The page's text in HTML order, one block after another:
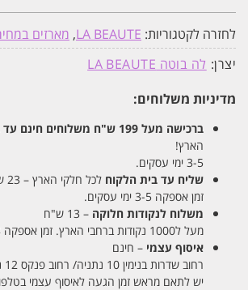
לחזרה לקטגוריות: LA BEAUTE
, מארזים
יצרן: לה בוטה LA BEAUTE
מדיניות משלוחים:
ברכישה מעל 199 ש"ח משלוחים חינם
הארץ!
3-5 ימי עסקים.
שליח עד בית הלקוח לכל חלקי הארץ – 23 ש"ח
זמן אספקה 3-5 ימי עסקים.
משלוח לנקודות חלוקה – 13 ש"ח
מעל ל1000 נקודות ברחבי הארץ. זמן אספקה 5-8 ימי עסקים.
איסוף עצמי – חינם
רחוב שדרות בנימין 10 נתניה/ רחוב פנקס 12 נתניה – לבחירתכם
יש לתאם מראש זמן הגעה לאיסוף עצמי בטלפון 09-